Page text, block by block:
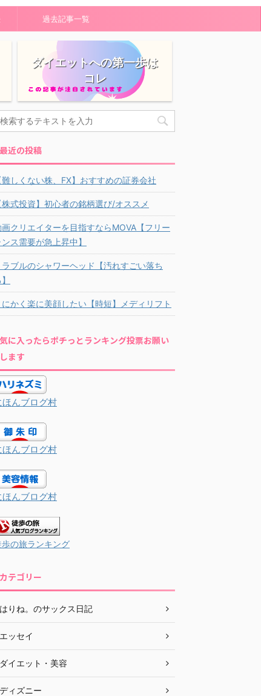
過去記事一覧
ダイエットへの第一歩は
コレ
最近の投稿
難しくない株、FX】おすすめの証券会社
株式投資】初心者の銘柄選び/オススメ
画クリエイターを目指すならMOVA【フリー
ンス需要が急上昇中】
ラブルのシャワーヘッド【汚れすごい落ち
にかく楽に美顔したい【時短】メディリフト
気に入ったらポチっとランキング投票お願い
します
ほんブログ村
ほんブログ村
ほんブログ村
歩の旅ランキング
カテゴリー
はりね。のサックス日記
エッセイ
ダイエット・美容
ディズニー